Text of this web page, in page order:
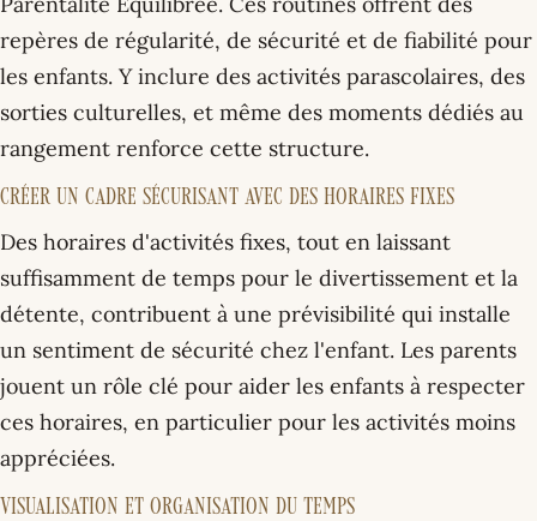
repères de régularité, de sécurité et de fiabilité pour
les enfants. Y inclure des activités parascolaires, des
sorties culturelles, et même des moments dédiés au
rangement renforce cette structure.
Créer un Cadre Sécurisant avec des Horaires Fixes
Des horaires d'activités fixes, tout en laissant
suffisamment de temps pour le divertissement et la
détente, contribuent à une prévisibilité qui installe
un sentiment de sécurité chez l'enfant. Les parents
jouent un rôle clé pour aider les enfants à respecter
ces horaires, en particulier pour les activités moins
appréciées.
Visualisation et Organisation du Temps